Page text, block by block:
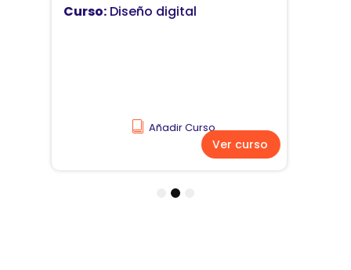
Curso:Diseño y comunicación
Añadir Curso
Ver curso